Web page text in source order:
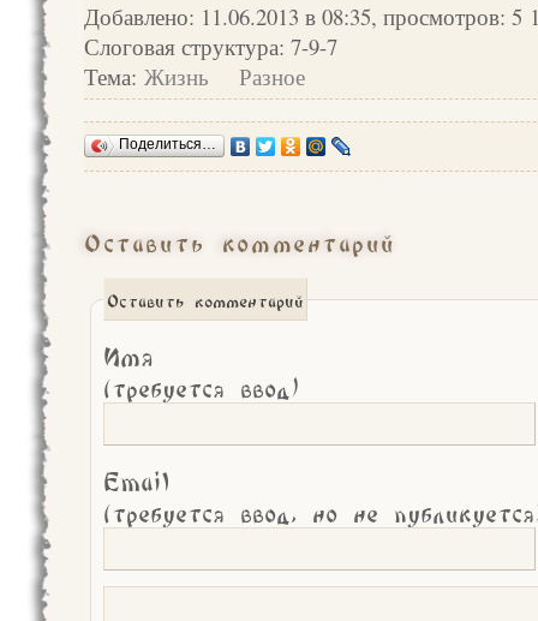
Добавлено: 11.06.2013 в 08:35, просмотров: 5
Слоговая структура: 7-9-7
Тема: Жизнь Разное
Поделиться…
Оставить комментарий
Оставить комментарий
Имя
(требуется ввод)
Email
(требуется ввод, но не